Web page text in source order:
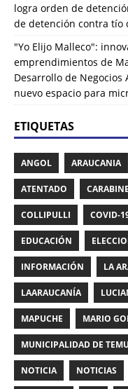
logra orden de
de detención contra tío
"Yo Elijo Malleco":
emprendimientos de
Desarrollo de Negocios
nuevo espacio para
ETIQUETAS
ANGOL ARAUCANIA
ATENTADO
COLLIPULLI COVID-
EDUCACIÓN
INFORMACIÓN LA
LAARAUCANÍA
MAPUCHE MARIO
MUNICIPALIDAD DE
NOTICIA NOTICIAS